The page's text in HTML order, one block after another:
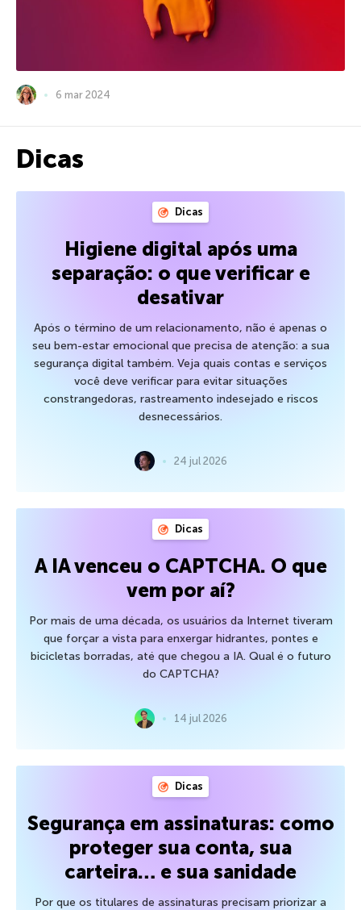
6 mar 2024
Dicas
Dicas
Higiene digital após uma
separação: o que verificar e
desativar
Após o término de um relacionamento, não é apenas o
seu bem-estar emocional que precisa de atenção: a sua
segurança digital também. Veja quais contas e serviços
você deve verificar para evitar situações
constrangedoras, rastreamento indesejado e riscos
desnecessários.
24 jul 2026
Dicas
A IA venceu o CAPTCHA. O que
vem por aí?
Por mais de uma década, os usuários da Internet tiveram
que forçar a vista para enxergar hidrantes, pontes e
bicicletas borradas, até que chegou a IA. Qual é o futuro
do CAPTCHA?
14 jul 2026
Dicas
Segurança em assinaturas: como
proteger sua conta, sua
carteira… e sua sanidade
Por que os titulares de assinaturas precisam priorizar a